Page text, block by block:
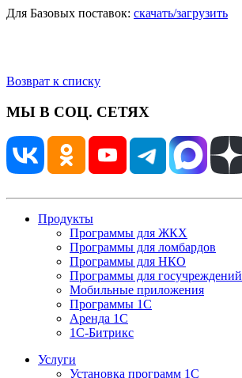
Для Базовых поставок: скачать/загрузить
Возврат к списку
МЫ В СОЦ. СЕТЯХ
Продукты
Программы для ЖКХ
Программы для ломбардов
Программы для НКО
Программы для госучреждений
Мобильные приложения
Программы 1С
Аренда 1С
1С-Битрикс
Услуги
Установка программ 1С